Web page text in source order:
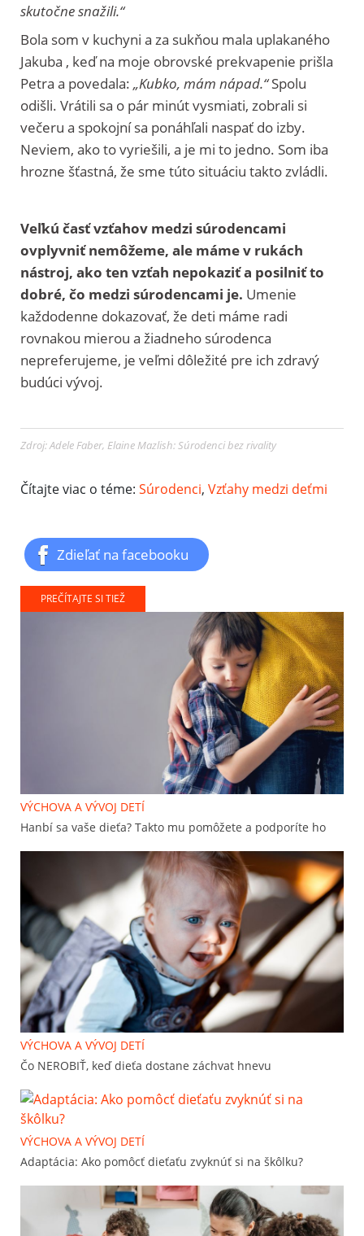
skutočne snažili.“
Bola som v kuchyni a za sukňou mala uplakaného
Jakuba , keď na moje obrovské prekvapenie prišla
Petra a povedala: „Kubko, mám nápad.“Spolu
odišli. Vrátili sa o pár minút vysmiati, zobrali si
večeru a spokojní sa ponáhľali naspať do izby.
Neviem, ako to vyriešili, a je mi to jedno. Som iba
hrozne šťastná, že sme túto situáciu takto zvládli.
Veľkú časť vzťahov medzi súrodencami
ovplyvniť nemôžeme, ale máme v rukách
nástroj, ako ten vzťah nepokaziť a posilniť to
dobré, čo medzi súrodencami je. Umenie
každodenne dokazovať, že deti máme radi
rovnakou mierou a žiadneho súrodenca
nepreferujeme, je veľmi dôležité pre ich zdravý
budúci vývoj.
Zdroj: Adele Faber, Elaine Mazlish: Súrodenci bez rivality
Čítajte viac o téme: Súrodenci, Vzťahy medzi deťmi
Zdieľať na facebooku
PREČÍTAJTE SI TIEŽ
VÝCHOVA A VÝVOJ DETÍ
Hanbí sa vaše dieťa? Takto mu pomôžete a podporíte ho
VÝCHOVA A VÝVOJ DETÍ
Čo NEROBIŤ, keď dieťa dostane záchvat hnevu
VÝCHOVA A VÝVOJ DETÍ
Adaptácia: Ako pomôcť dieťaťu zvyknúť si na škôlku?